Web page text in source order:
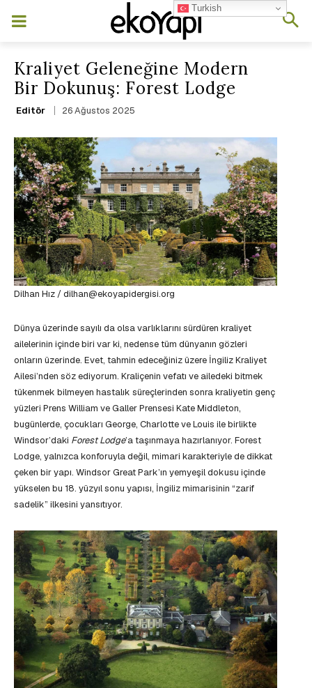
Kraliyet Geleneğine Modern
Bir Dokunuş: Forest Lodge
Editör 26 Ağustos 2025
Dilhan Hız / dilhan@ekoyapidergisi.org
Dünya üzerinde sayılı da olsa varlıklarını sürdüren kraliyet
ailelerinin içinde biri var ki, nedense tüm dünyanın gözleri
onların üzerinde. Evet, tahmin edeceğiniz üzere İngiliz Kraliyet
Ailesi’nden söz ediyorum. Kraliçenin vefatı ve ailedeki bitmek
tükenmek bilmeyen hastalık süreçlerinden sonra kraliyetin genç
yüzleri Prens William ve Galler Prensesi Kate Middleton,
bugünlerde, çocukları George, Charlotte ve Louis ile birlikte
Windsor’daki Forest Lodge’a taşınmaya hazırlanıyor. Forest
Lodge, yalnızca konforuyla değil, mimari karakteriyle de dikkat
çeken bir yapı. Windsor Great Park’ın yemyeşil dokusu içinde
yükselen bu 18. yüzyıl sonu yapısı, İngiliz mimarisinin “zarif
sadelik” ilkesini yansıtıyor.
Turkish